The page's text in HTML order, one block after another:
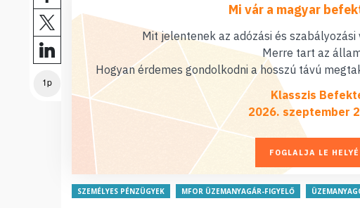
1p
Mi vár a magyar
Mit jelentenek az adózási és
Merre tart az
Hogyan érdemes gondolkodni a hosszú távú
Klasszis
2026. szeptember
FOGLALJA LE
SZEMÉLYES PÉNZÜGYEK MFOR ÜZEMANYAGÁR-FIGYELŐ